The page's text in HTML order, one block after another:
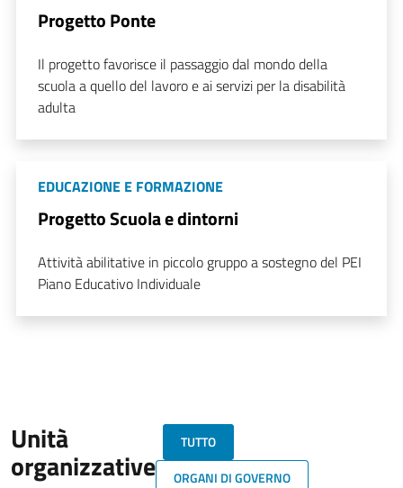
Progetto Ponte
Il progetto favorisce il passaggio dal mondo della
scuola a quello del lavoro e ai servizi per la disabilità
adulta
EDUCAZIONE E FORMAZIONE
Progetto Scuola e dintorni
Attività abilitative in piccolo gruppo a sostegno del PEI
Piano Educativo Individuale
Unità
organizzative
TUTTO
ORGANI DI GOVERNO